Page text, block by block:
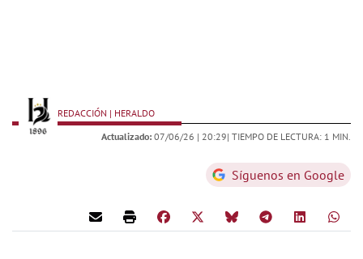
REDACCIÓN | HERALDO
Actualizado: 07/06/26 | 20:29| TIEMPO DE LECTURA: 1 MIN.
Síguenos en Google